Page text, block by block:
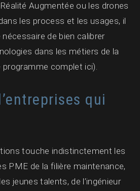
Réalité Augmentée ou les drones
les process et les usages, il
de bien calibrer
dans les métiers de la
programme complet ici).
qui
touche indistinctement les
PME de la filière maintenance,
jeunes talents, de l’ingénieur